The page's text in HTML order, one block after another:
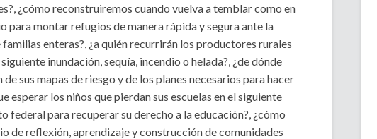
¿cómo reconstruiremos cuando vuelva a temblar como en
para montar refugios de manera rápida y segura ante la
enteras?, ¿a quién recurrirán los productores rurales
inundación, sequía, incendio o helada?, ¿de dónde
sus mapas de riesgo y de los planes necesarios para hacer
esperar los niños que pierdan sus escuelas en el siguiente
federal para recuperar su derecho a la educación?, ¿cómo
de reflexión, aprendizaje y construcción de comunidades